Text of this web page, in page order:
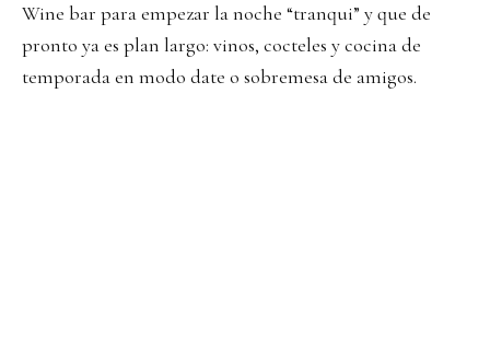
Wine bar para empezar la noche “tranqui” y que de
pronto ya es plan largo: vinos, cocteles y cocina de
temporada en modo date o sobremesa de amigos.